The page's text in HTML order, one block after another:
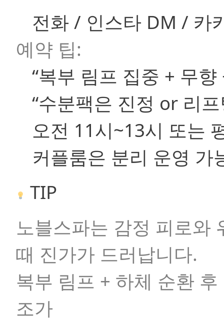
전화 / 인스타 DM / 카
예약 팁:
“복부 림프 집중 + 무
“수분팩은 진정 or 리
오전 11시~13시 또는
커플룸은 분리 운영 가
TIP
노블스파는 감정 피로와
때 진가가 드러납니다.
복부 림프 + 하체 순환
조가